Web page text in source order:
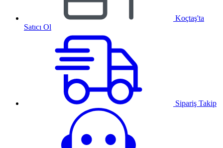
Koçtaş'ta
Satıcı Ol
Sipariş Takip